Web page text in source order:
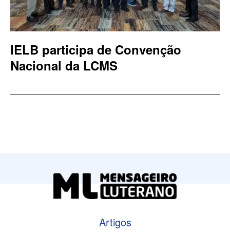
IELB participa de Convenção
Nacional da LCMS
Artigos